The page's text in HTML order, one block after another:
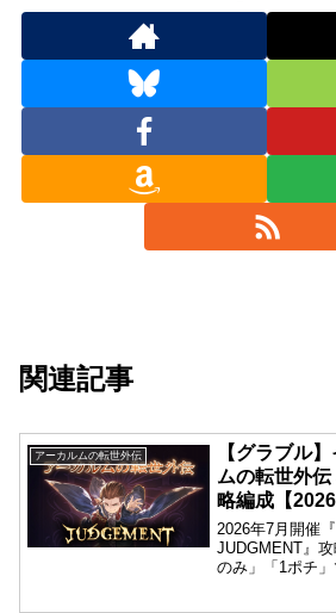
関連記事
アーカルムの転世外伝
【グラブル
ムの転世外
略編成【
2026年7月開催
JUDGMENT』
のみ」「1ポチ